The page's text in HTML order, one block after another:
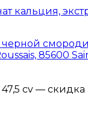
кальция,
черной
85600
cv —